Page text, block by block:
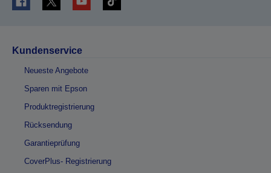
Kundenservice
Neueste Angebote
Sparen mit Epson
Produktregistrierung
Rücksendung
Garantieprüfung
CoverPlus- Registrierung